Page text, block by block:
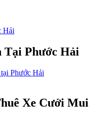
Hải
Tại Phước Hải
Phước Hải
Xe Cưới Mui